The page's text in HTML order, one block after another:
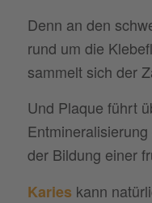
Denn an den
rund um die
sammelt sich der
Und Plaque führt
der Bildung einer
Karies kann